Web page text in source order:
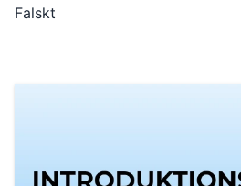
Falskt